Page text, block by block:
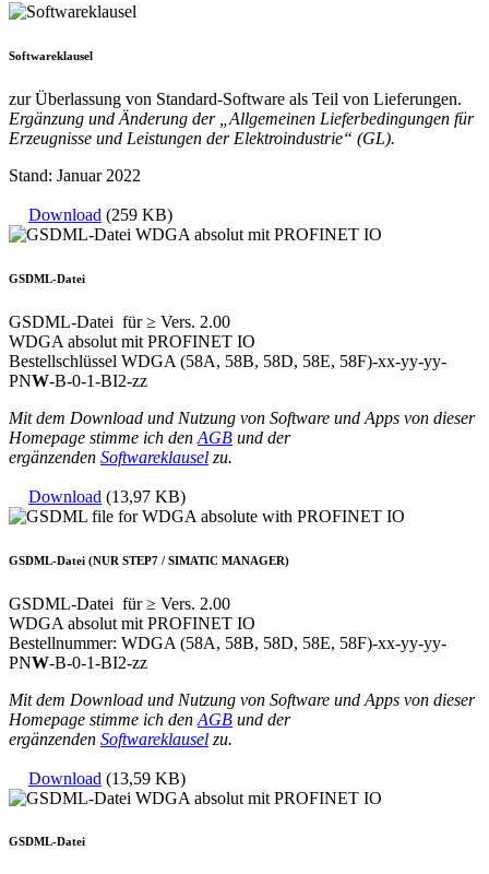
Softwareklausel
zur Überlassung von Standard-Software als Teil von Lieferungen.
Ergänzung und Änderung der „Allgemeinen Lieferbedingungen für
Erzeugnisse und Leistungen der Elektroindustrie“ (GL).
Stand: Januar 2022
Download (259 KB)
GSDML-Datei
GSDML-Datei für ≥ Vers. 2.00
WDGA absolut mit PROFINET IO
Bestellschlüssel WDGA (58A, 58B, 58D, 58E, 58F)-xx-yy-yy-
PNW-B-0-1-BI2-zz
Mit dem Download und Nutzung von Software und Apps von dieser
Homepage stimme ich den AGB und der
ergänzenden Softwareklausel zu.
Download (13,97 KB)
GSDML-Datei (NUR STEP7 / SIMATIC MANAGER)
GSDML-Datei für ≥ Vers. 2.00
WDGA absolut mit PROFINET IO
Bestellnummer: WDGA (58A, 58B, 58D, 58E, 58F)-xx-yy-yy-
PNW-B-0-1-BI2-zz
Mit dem Download und Nutzung von Software und Apps von dieser
Homepage stimme ich den AGB und der
ergänzenden Softwareklausel zu.
Download (13,59 KB)
GSDML-Datei